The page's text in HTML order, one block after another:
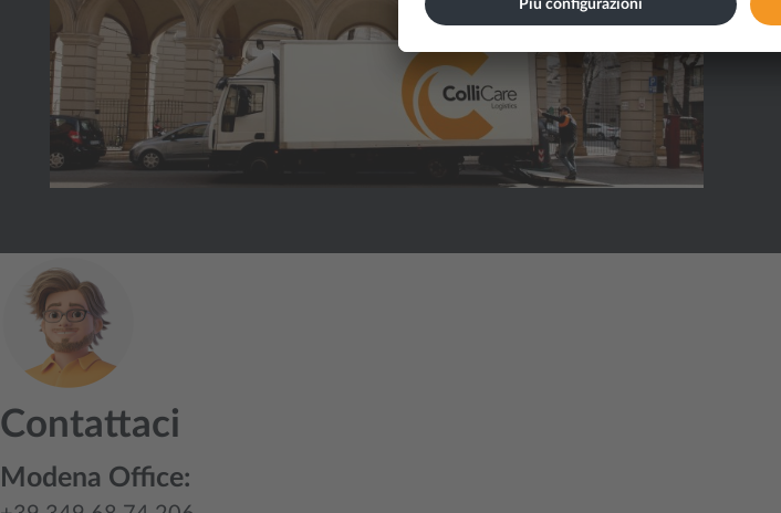
Contattaci
Modena Office: